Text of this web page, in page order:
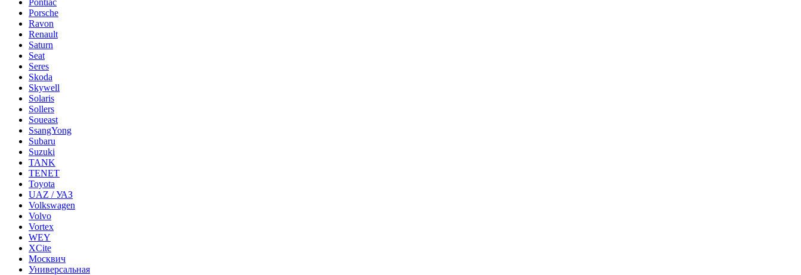
Pontiac
Porsche
Ravon
Renault
Saturn
Seat
Seres
Skoda
Skywell
Solaris
Sollers
Soueast
SsangYong
Subaru
Suzuki
TANK
TENET
Toyota
UAZ / УАЗ
Volkswagen
Volvo
Vortex
WEY
XCite
Москвич
Универсальная